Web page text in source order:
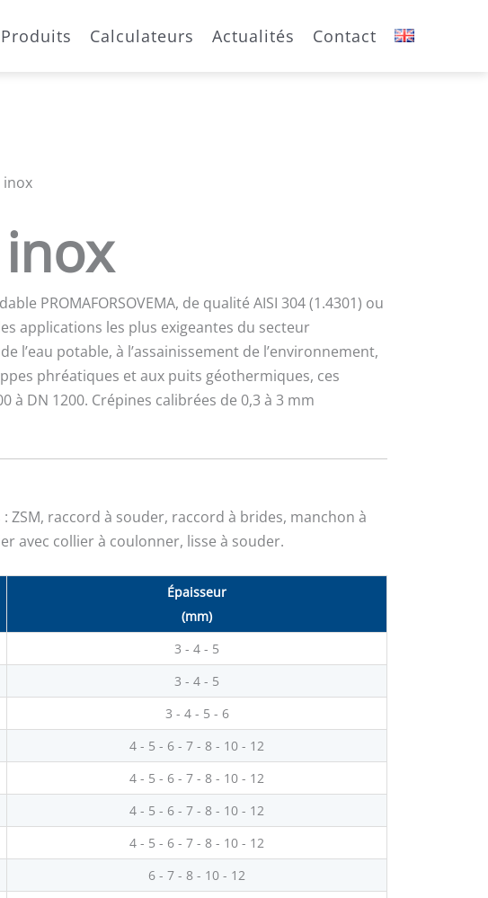
Calculateurs Actualités Contact
inox
PROMAFORSOVEMA, de qualité AISI 304 (1.4301) ou
applications les plus exigeantes du secteur
l’eau potable, à l’assainissement de l’environnement,
phréatiques et aux puits géothermiques, ces
à DN 1200. Crépines calibrées de 0,3 à 3 mm
ZSM, raccord à souder, raccord à brides, manchon à
avec collier à coulonner, lisse à souder.
Épaisseur
(mm)
3 - 4 - 5
3 - 4 - 5
3 - 4 - 5 - 6
4 - 5 - 6 - 7 - 8 - 10 - 12
4 - 5 - 6 - 7 - 8 - 10 - 12
4 - 5 - 6 - 7 - 8 - 10 - 12
4 - 5 - 6 - 7 - 8 - 10 - 12
6 - 7 - 8 - 10 - 12